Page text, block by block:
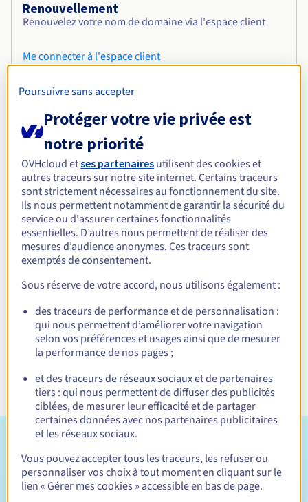
Renouvellement
Renouvelez votre nom de domaine via l'espace client
Me connecter à l'espace client
34 DT
soit 40,460 DT TTC
Déjà plus de 5 millions de noms de domaine
enregistrés chez OVHcloud !
E-mail Starter
Inclus avec un nom de domaine en .siedlce.pl
Conditions d'éligibilité
Qui peut enregistrer un .siedlce.pl ?
Poursuivre sans accepter
Protéger votre vie privée est
notre priorité
OVHcloud etses partenaires utilisent des cookies et
autres traceurs sur notre site internet. Certains traceurs
sont strictement nécessaires au fonctionnement du site.
Ils nous permettent notamment de garantir la sécurité du
service ou d'assurer certaines fonctionnalités
essentielles. D’autres nous permettent de réaliser des
mesures d’audience anonymes. Ces traceurs sont
exemptés de consentement.
Sous réserve de votre accord, nous utilisons également :
des traceurs de performance et de personnalisation :
qui nous permettent d’améliorer votre navigation
selon vos préférences et usages ainsi que de mesurer
la performance de nos pages ;
et des traceurs de réseaux sociaux et de partenaires
tiers : qui nous permettent de diffuser des publicités
ciblées, de mesurer leur efficacité et de partager
certaines données avec nos partenaires publicitaires
et les réseaux sociaux.
Vous pouvez accepter tous les traceurs, les refuser ou
personnaliser vos choix à tout moment en cliquant sur le
lien « Gérer mes cookies » accessible en bas de page.